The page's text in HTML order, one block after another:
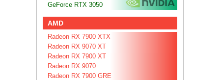
GeForce RTX 3050
AMD
Radeon RX 7900 XTX
Radeon RX 9070 XT
Radeon RX 7900 XT
Radeon RX 9070
Radeon RX 7900 GRE